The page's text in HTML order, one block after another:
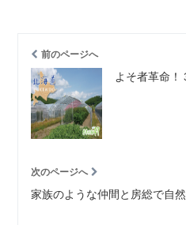
前のページへ
よそ者革命！
次のページへ
家族のような仲間と房総で自